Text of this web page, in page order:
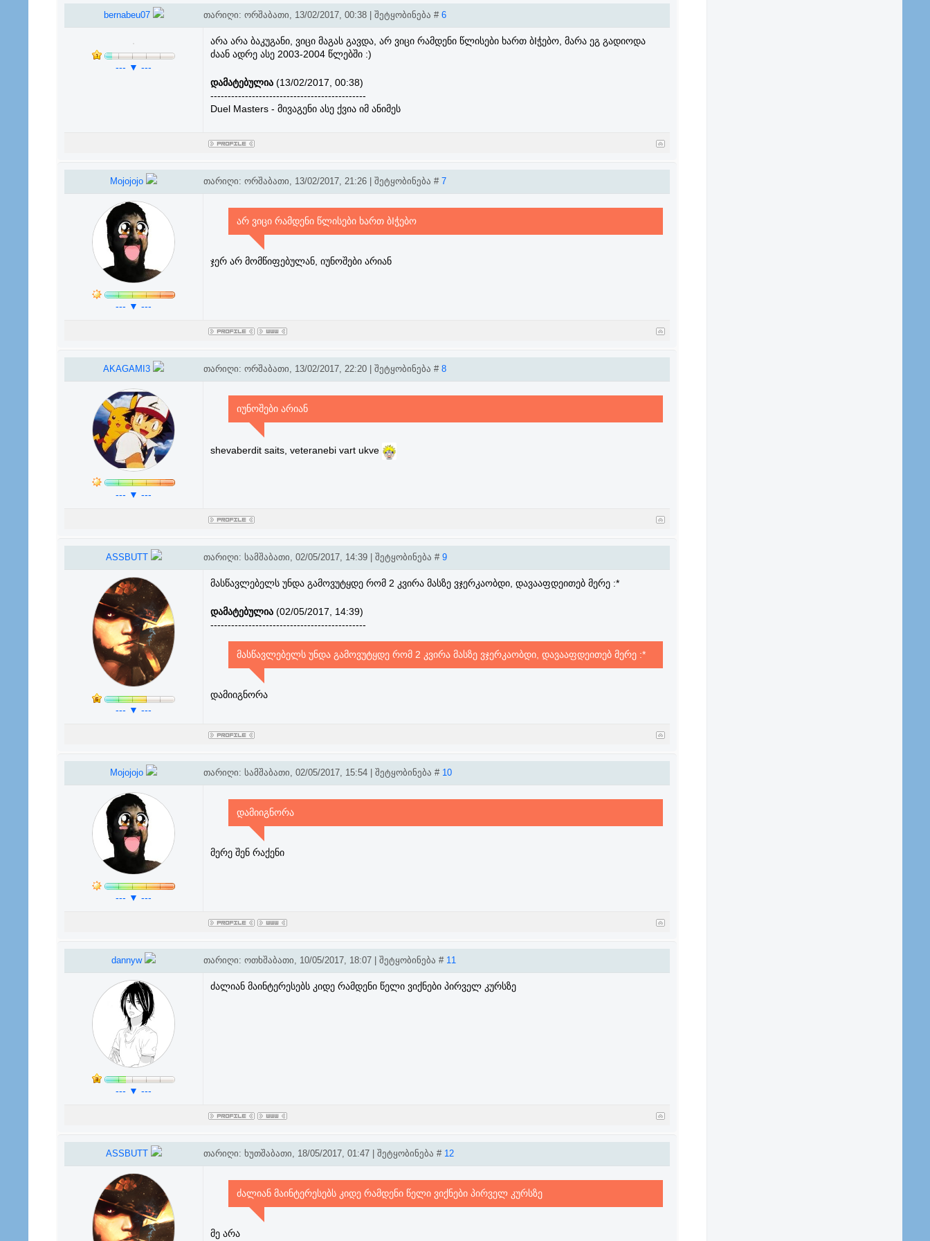
bernabeu07 თარიღი: ორშაბათი, 13/02/2017, 00:38 | შეტყობინება # 6
--- ▼ ---
არა არა ბაკუგანი, ვიცი მაგას გავდა, არ ვიცი რამდენი წლისები ხართ ბIჭებო, მარა ეგ გადიოდა
ძაან ადრე ასე 2003-2004 წლებში :)
დამატებულია(13/02/2017, 00:38)
---------------------------------------------
Duel Masters - მივაგენი ასე ქვია იმ ანიმეს
Mojojojo თარიღი: ორშაბათი, 13/02/2017, 21:26 | შეტყობინება # 7
--- ▼ ---
არ ვიცი რამდენი წლისები ხართ ბIჭებო
ჯერ არ მომწიფებულან, იუნოშები არიან
AKAGAMI3 თარიღი: ორშაბათი, 13/02/2017, 22:20 | შეტყობინება # 8
--- ▼ ---
იუნოშები არიან
shevaberdit saits, veteranebi vart ukve
ASSBUTT თარიღი: სამშაბათი, 02/05/2017, 14:39 | შეტყობინება # 9
--- ▼ ---
მასწავლებელს უნდა გამოვუტყდე რომ 2 კვირა მასზე ვჯერკაობდი, დავააფდეითებ მერე :*
დამატებულია(02/05/2017, 14:39)
---------------------------------------------
მასწავლებელს უნდა გამოვუტყდე რომ 2 კვირა მასზე ვჯერკაობდი, დავააფდეითებ მერე :*
დამიიგნორა
Mojojojo თარიღი: სამშაბათი, 02/05/2017, 15:54 | შეტყობინება # 10
--- ▼ ---
დამიიგნორა
მერე შენ რაქენი
dannyw თარიღი: ოთხშაბათი, 10/05/2017, 18:07 | შეტყობინება # 11
--- ▼ ---
ძალიან მაინტერესებს კიდე რამდენი წელი ვიქნები პირველ კურსზე
ASSBUTT თარიღი: ხუთშაბათი, 18/05/2017, 01:47 | შეტყობინება # 12
ძალიან მაინტერესებს კიდე რამდენი წელი ვიქნები პირველ კურსზე
მე არა